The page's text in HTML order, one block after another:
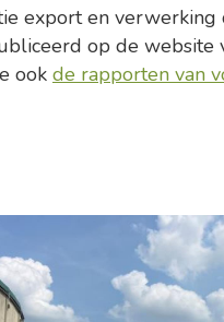
export en verwerking
op de website
ook de rapporten van